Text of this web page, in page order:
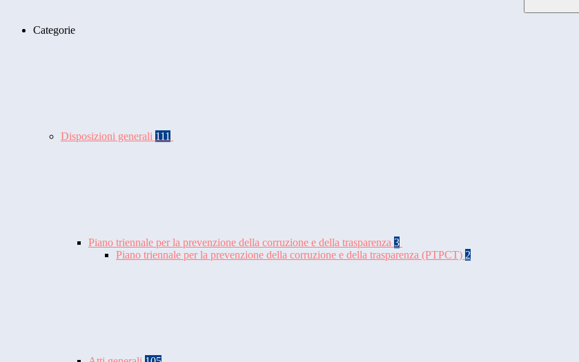
Categorie
Disposizioni generali 111
Piano triennale per la prevenzione della corruzione e della trasparenza 3
Piano triennale per la prevenzione della corruzione e della trasparenza (PTPCT) 2